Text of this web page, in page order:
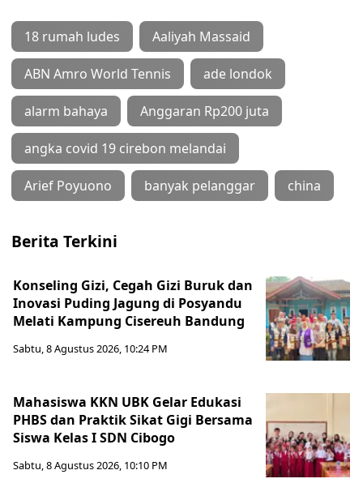
18 rumah ludes Aaliyah Massaid
ABN Amro World Tennis ade londok
alarm bahaya Anggaran Rp200 juta
angka covid 19 cirebon melandai
Arief Poyuono banyak pelanggar china
Berita Terkini
Konseling Gizi, Cegah Gizi Buruk dan
Inovasi Puding Jagung di Posyandu
Melati Kampung Cisereuh Bandung
Sabtu, 8 Agustus 2026, 10:24 PM
Mahasiswa KKN UBK Gelar Edukasi
PHBS dan Praktik Sikat Gigi Bersama
Siswa Kelas I SDN Cibogo
Sabtu, 8 Agustus 2026, 10:10 PM